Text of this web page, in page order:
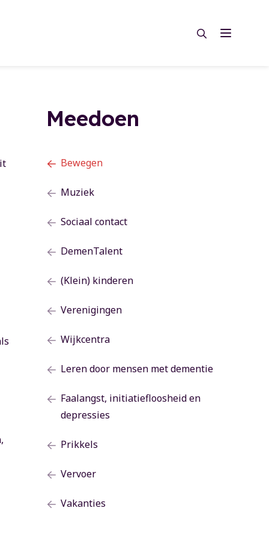
Menu
Zoeken
Meedoen
Bewegen
Muziek
Sociaal contact
DemenTalent
(Klein) kinderen
Verenigingen
Wijkcentra
Leren door mensen met dementie
Faalangst, initiatiefloosheid en
depressies
Prikkels
Vervoer
Vakanties